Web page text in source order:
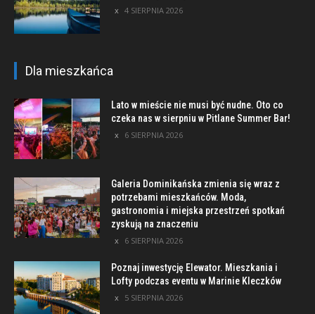
4 SIERPNIA 2026
Dla mieszkańca
Lato w mieście nie musi być nudne. Oto co
czeka nas w sierpniu w Pitlane Summer Bar!
6 SIERPNIA 2026
Galeria Dominikańska zmienia się wraz z
potrzebami mieszkańców. Moda,
gastronomia i miejska przestrzeń spotkań
zyskują na znaczeniu
6 SIERPNIA 2026
Poznaj inwestycję Elewator. Mieszkania i
Lofty podczas eventu w Marinie Kleczków
5 SIERPNIA 2026